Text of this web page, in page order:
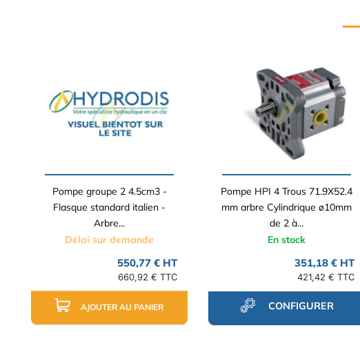
Pompe groupe 2 4.5cm3 -
Flasque standard italien -
Arbre...
Délai sur demande
550,77 € HT
660,92 € TTC
AJOUTER AU PANIER
Pompe HPI 4 Trous 71.9X52.4
mm arbre Cylindrique ø10mm
de 2 à...
En stock
351,18 € HT
421,42 € TTC
CONFIGURER